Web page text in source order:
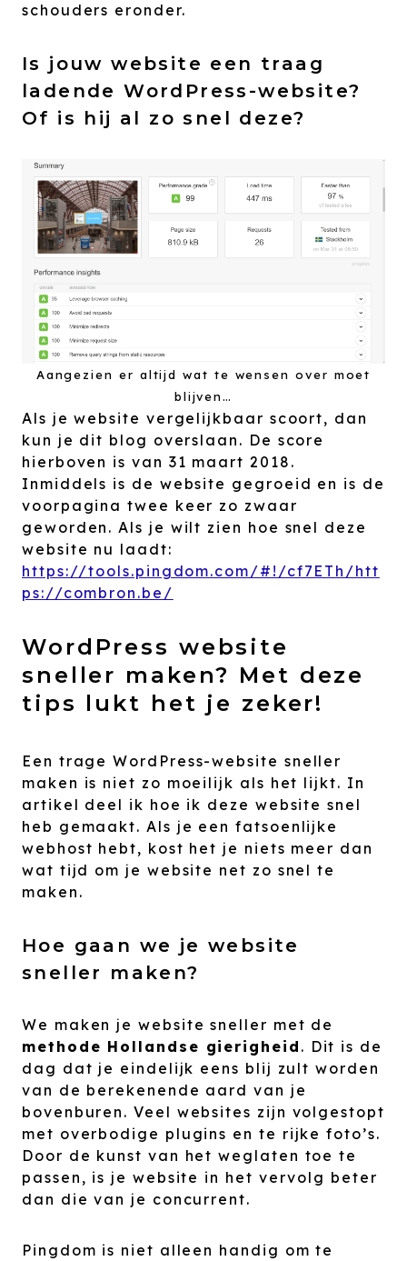
schouders eronder.
Is jouw website een traag
ladende WordPress-website?
Of is hij al zo snel deze?
Aangezien er altijd wat te wensen over moet
blijven…
Als je website vergelijkbaar scoort, dan
kun je dit blog overslaan. De score
hierboven is van 31 maart 2018.
Inmiddels is de website gegroeid en is de
voorpagina twee keer zo zwaar
geworden. Als je wilt zien hoe snel deze
website nu laadt:
https://tools.pingdom.com/#!/cf7ETh/htt
ps://combron.be/
WordPress website
sneller maken? Met deze
tips lukt het je zeker!
Een trage WordPress-website sneller
maken is niet zo moeilijk als het lijkt. In
artikel deel ik hoe ik deze website snel
heb gemaakt. Als je een fatsoenlijke
webhost hebt, kost het je niets meer dan
wat tijd om je website net zo snel te
maken.
Hoe gaan we je website
sneller maken?
We maken je website sneller met de
methode Hollandse gierigheid . Dit is de
dag dat je eindelijk eens blij zult worden
van de berekenende aard van je
bovenburen. Veel websites zijn volgestopt
met overbodige plugins en te rijke foto’s.
Door de kunst van het weglaten toe te
passen, is je website in het vervolg beter
dan die van je concurrent.
Pingdom is niet alleen handig om te